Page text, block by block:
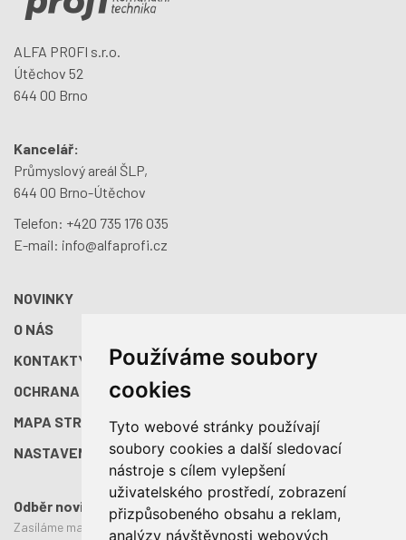
Používáme soubory
cookies
Tyto webové stránky používají
soubory cookies a další sledovací
nástroje s cílem vylepšení
uživatelského prostředí, zobrazení
přizpůsobeného obsahu a reklam,
analýzy návštěvnosti webových
ALFA PROFI s.r.o.
Útěchov 52
644 00 Brno
Kancelář:
Průmyslový areál ŠLP,
644 00 Brno-Útěchov
Telefon: +420 735 176 035
E-mail: info@alfaprofi.cz
NOVINKY
O NÁS
KONTAKTY
OCHRANA OS. ÚDAJŮ
MAPA STRÁNEK
NASTAVENÍ COOKIES
Odběr novinek
Zasíláme maximálně 2x do měsíce